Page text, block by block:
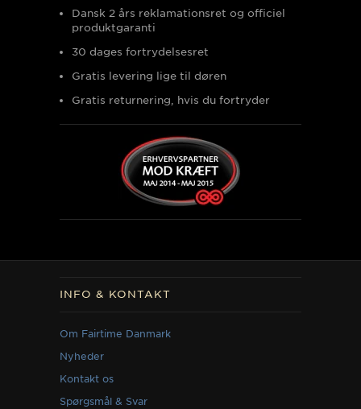
Dansk 2 års reklamationsret og officiel
produktgaranti
30 dages fortrydelsesret
Gratis levering lige til døren
Gratis returnering, hvis du fortryder
INFO & KONTAKT
Om Fairtime Danmark
Nyheder
Kontakt os
Spørgsmål & Svar